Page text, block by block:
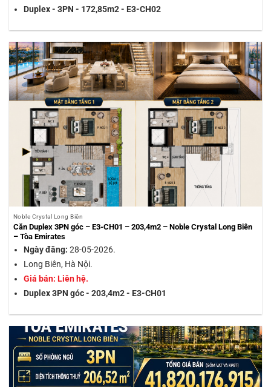
Duplex - 3PN - 172,85m2 - E3-CH02
Noble Crystal Long Biên
Căn Duplex 3PN góc – E3-CH01 – 203,4m2 – Noble Crystal Long Biên
– Tòa Emirates
Ngày đăng: 28-05-2026.
Long Biên, Hà Nội.
Giá bán: Liên hệ.
Duplex 3PN góc - 203,4m2 - E3-CH01